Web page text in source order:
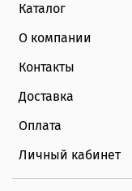
Каталог
О компании
Контакты
Доставка
Оплата
Личный кабинет